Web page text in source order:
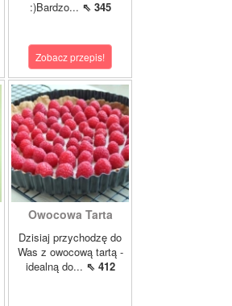
:)Bardzo... ⇖ 345
Zobacz przepis!
Owocowa Tarta
Dzisiaj przychodzę do
Was z owocową tartą -
idealną do... ⇖ 412